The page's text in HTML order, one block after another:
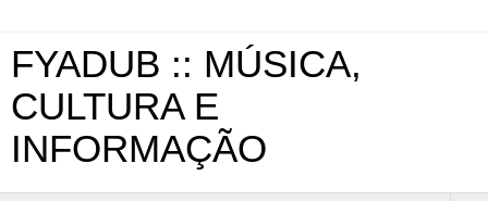
FYADUB :: MÚSICA,
CULTURA E
INFORMAÇÃO